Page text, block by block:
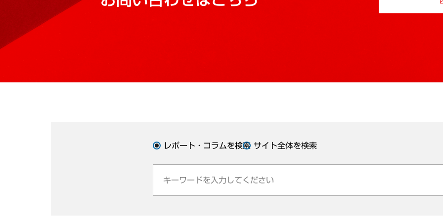
レポート・コラムを検索 サイト全体を検索